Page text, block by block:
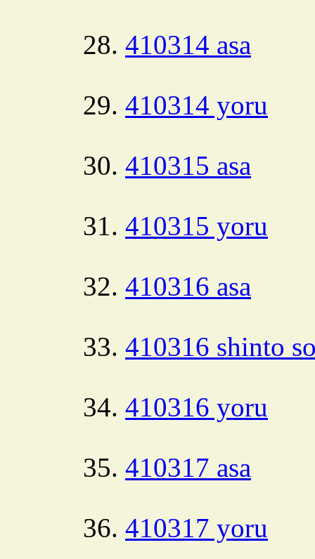
410314 asa
410314 yoru
410315 asa
410315 yoru
410316 asa
410316 shinto
410316 yoru
410317 asa
410317 yoru